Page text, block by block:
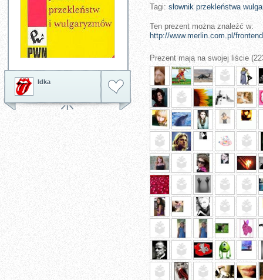
Idka
Tagi: słownik przekleństwa
Ten prezent można znaleźć w:
http://www.merlin.com.pl/
Prezent mają na swojej liście